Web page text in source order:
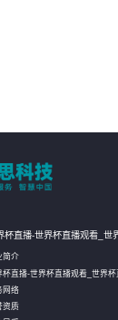
杯直播-世界杯直播观看_世
简介
杯直播-世界杯直播观看_世界杯
网络
资质